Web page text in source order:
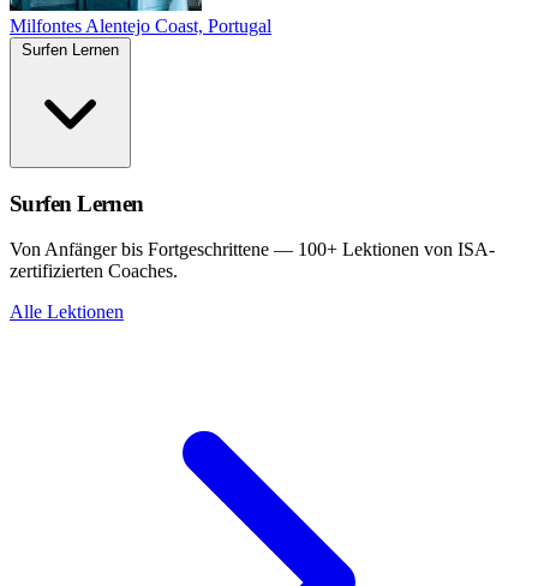
Milfontes Alentejo Coast, Portugal
Surfen Lernen
Von Anfänger bis Fortgeschrittene — 100+ Lektionen von ISA-
zertifizierten Coaches.
Alle Lektionen